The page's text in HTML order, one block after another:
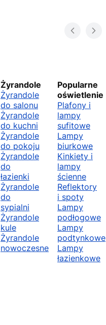
Żyrandole
Żyrandole
do salonu
Żyrandole
do kuchni
Żyrandole
do pokoju
Żyrandole
do
łazienki
Żyrandole
do
sypialni
Żyrandole
kule
Żyrandole
nowoczesne
Popularne
oświetlenie
Plafony i
lampy
sufitowe
Lampy
biurkowe
Kinkiety i
lampy
ścienne
Reflektory
i spoty
Lampy
podłogowe
Lampy
podtynkowe
Lampy
łazienkowe